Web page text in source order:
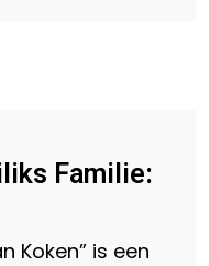
Familie:
Koken” is een